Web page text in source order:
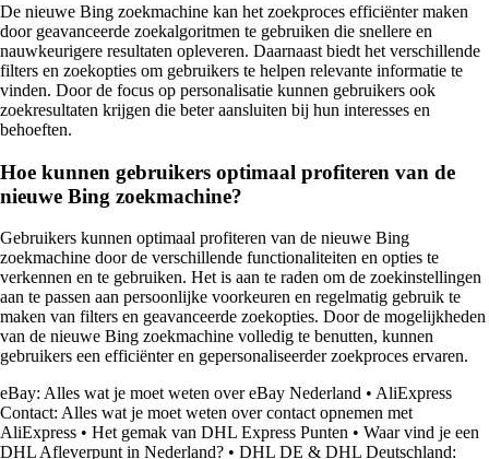
De nieuwe Bing zoekmachine kan het zoekproces efficiënter maken
door geavanceerde zoekalgoritmen te gebruiken die snellere en
nauwkeurigere resultaten opleveren. Daarnaast biedt het verschillende
filters en zoekopties om gebruikers te helpen relevante informatie te
vinden. Door de focus op personalisatie kunnen gebruikers ook
zoekresultaten krijgen die beter aansluiten bij hun interesses en
behoeften.
Hoe kunnen gebruikers optimaal profiteren van de
nieuwe Bing zoekmachine?
Gebruikers kunnen optimaal profiteren van de nieuwe Bing
zoekmachine door de verschillende functionaliteiten en opties te
verkennen en te gebruiken. Het is aan te raden om de zoekinstellingen
aan te passen aan persoonlijke voorkeuren en regelmatig gebruik te
maken van filters en geavanceerde zoekopties. Door de mogelijkheden
van de nieuwe Bing zoekmachine volledig te benutten, kunnen
gebruikers een efficiënter en gepersonaliseerder zoekproces ervaren.
eBay: Alles wat je moet weten over eBay Nederland • AliExpress
Contact: Alles wat je moet weten over contact opnemen met
AliExpress • Het gemak van DHL Express Punten • Waar vind je een
DHL Afleverpunt in Nederland? • DHL DE & DHL Deutschland: